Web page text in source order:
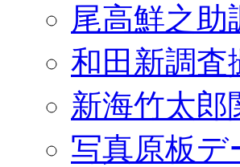
尾高鮮之助
和田新調査
新海竹太郎
写真原板デ